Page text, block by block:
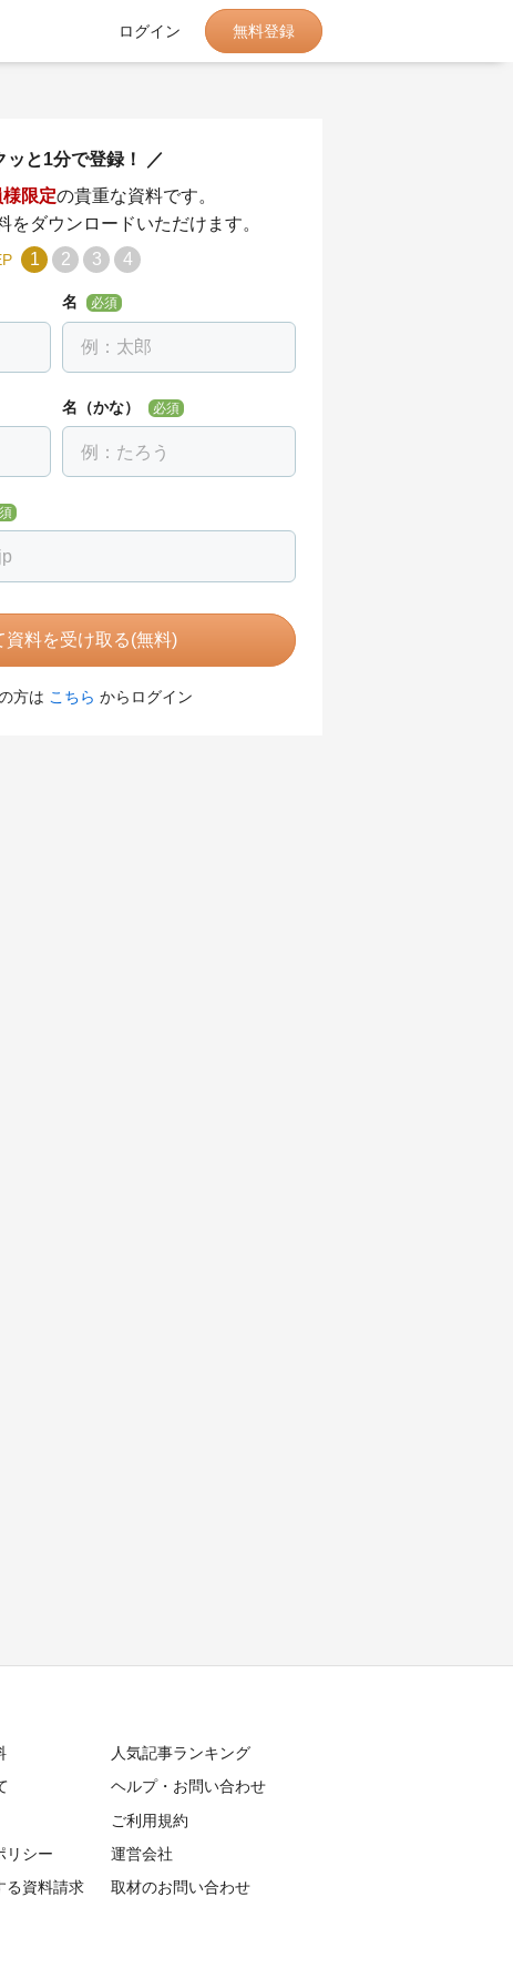
ログイン 無料登録
ッと1分で登録！
限定の貴重な資料です。
をダウンロードいただけます。
1 2 3 4
名 必須
名（かな） 必須
資料を受け取る(無料)
方は こちら からログイン
人気記事ランキング
ヘルプ・お問い合わせ
ご利用規約
リシー
運営会社
る資料請求
取材のお問い合わせ